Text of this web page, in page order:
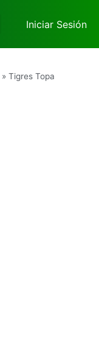
Iniciar Sesión
» Tigres Topa